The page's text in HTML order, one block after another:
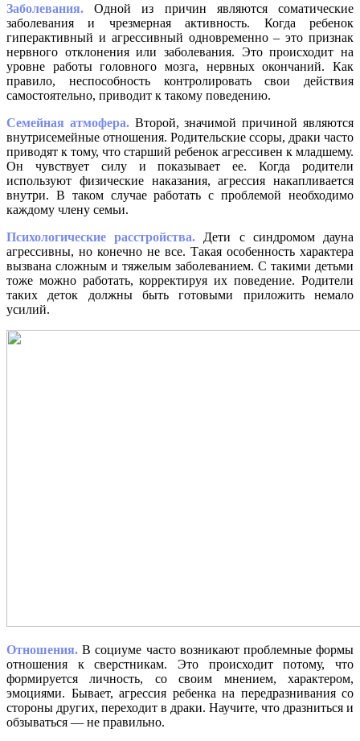
Заболевания. Одной из причин являются соматические
заболевания и чрезмерная активность. Когда ребенок
гиперактивный и агрессивный одновременно – это признак
нервного отклонения или заболевания. Это происходит на
уровне работы головного мозга, нервных окончаний. Как
правило, неспособность контролировать свои действия
самостоятельно, приводит к такому поведению.
Семейная атмофера.Второй, значимой причиной являются
внутрисемейные отношения. Родительские ссоры, драки часто
приводят к тому, что старший ребенок агрессивен к младшему.
Он чувствует силу и показывает ее. Когда родители
используют физические наказания, агрессия накапливается
внутри. В таком случае работать с проблемой необходимо
каждому члену семьи.
Психологические расстройства. Дети с синдромом дауна
агрессивны, но конечно не все. Такая особенность характера
вызвана сложным и тяжелым заболеванием. С такими детьми
тоже можно работать, корректируя их поведение. Родители
таких деток должны быть готовыми приложить немало
усилий.
Отношения. В социуме часто возникают проблемные формы
отношения к сверстникам. Это происходит потому, что
формируется личность, со своим мнением, характером,
эмоциями. Бывает, агрессия ребенка на передразнивания со
стороны других, переходит в драки. Научите, что дразниться и
обзываться — не правильно.